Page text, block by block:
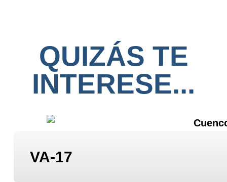
QUIZÁS TE
INTERESE...
VA-17